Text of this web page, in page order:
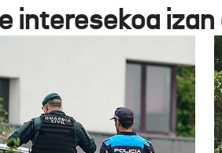
interesekoa